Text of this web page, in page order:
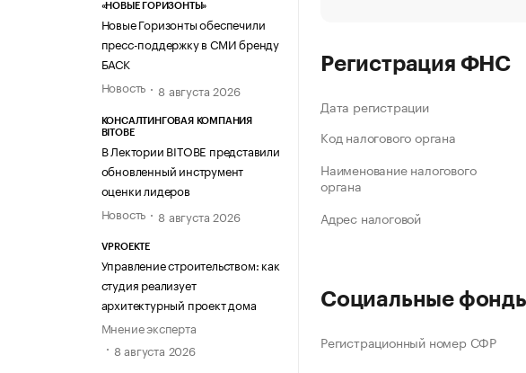
«НОВЫЕ ГОРИЗОНТЫ»
Новые Горизонты обеспечили
пресс-поддержку в СМИ бренду
БАСК
Новость
8 августа 2026
КОНСАЛТИНГОВАЯ КОМПАНИЯ
BITOBE
В Лектории BITOBE представили
обновленный инструмент
оценки лидеров
Новость
8 августа 2026
VPROEKTE
Управление строительством: как
студия реализует
архитектурный проект дома
Мнение эксперта
8 августа 2026
Регистрация ФНС
Дата регистрации
Код налогового органа
Наименование налогового
органа
Адрес налоговой
Социальные
Регистрационный номер СФР